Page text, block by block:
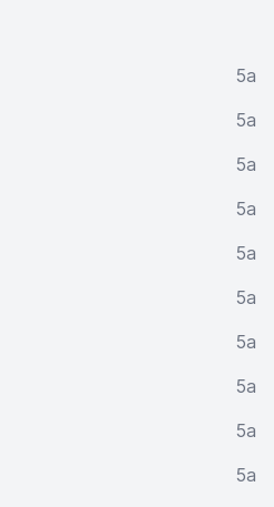
5a
5a
5a
5a
5a
5a
5a
5a
5a
5a